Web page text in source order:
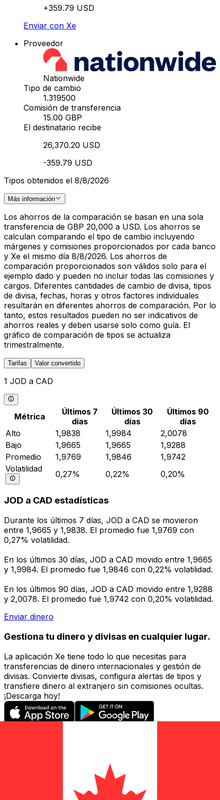
+359.79 USD
Enviar con Xe
Proveedor
Nationwide
Tipo de cambio
1.319500
Comisión de transferencia
15.00 GBP
El destinatario recibe
26,370.20 USD
-359.79 USD
Tipos obtenidos el 8/8/2026
Más información
Los ahorros de la comparación se basan en una sola
transferencia de GBP 20,000 a USD. Los ahorros se
calculan comparando el tipo de cambio incluyendo
márgenes y comisiones proporcionados por cada banco
y Xe el mismo día 8/8/2026. Los ahorros de
comparación proporcionados son válidos solo para el
ejemplo dado y pueden no incluir todas las comisiones y
cargos. Diferentes cantidades de cambio de divisa, tipos
de divisa, fechas, horas y otros factores individuales
resultarán en diferentes ahorros de comparación. Por lo
tanto, estos resultados pueden no ser indicativos de
ahorros reales y deben usarse solo como guía. El
gráfico de comparación de tipos se actualiza
trimestralmente.
Tarifas Valor convertido
1 JOD a CAD
Métrica
Últimos 7
días
Últimos 30
días
Últimos 90
días
Alto
1,9838 1,9984
2,0078
Bajo
1,9665 1,9665
1,9288
Promedio
1,9769 1,9846
1,9742
Volatilidad
0,27% 0,22% 0,20%
JOD a CAD estadísticas
Durante los últimos 7 días, JOD a CAD se movieron
entre 1,9665 y 1,9838. El promedio fue 1,9769 con
0,27% volatilidad.
En los últimos 30 días, JOD a CAD movido entre 1,9665
y 1,9984. El promedio fue 1,9846 con 0,22% volatilidad.
En los últimos 90 días, JOD a CAD movido entre 1,9288
y 2,0078. El promedio fue 1,9742 con 0,20% volatilidad.
Enviar dinero
Gestiona tu dinero y divisas en cualquier lugar.
La aplicación Xe tiene todo lo que necesitas para
transferencias de dinero internacionales y gestión de
divisas. Convierte divisas, configura alertas de tipos y
transfiere dinero al extranjero sin comisiones ocultas.
¡Descarga hoy!